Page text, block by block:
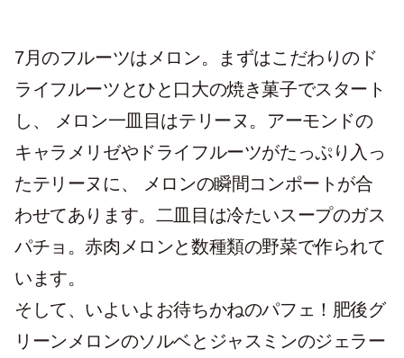
7月のフルーツはメロン。まずはこだわりのド
ライフルーツとひと口大の焼き菓子でスタート
し、 メロン一皿目はテリーヌ。アーモンドの
キャラメリゼやドライフルーツがたっぷり入っ
たテリーヌに、 メロンの瞬間コンポートが合
わせてあります。二皿目は冷たいスープのガス
パチョ。赤肉メロンと数種類の野菜で作られて
います。
そして、いよいよお待ちかねのパフェ！肥後グ
リーンメロンのソルベとジャスミンのジェラー